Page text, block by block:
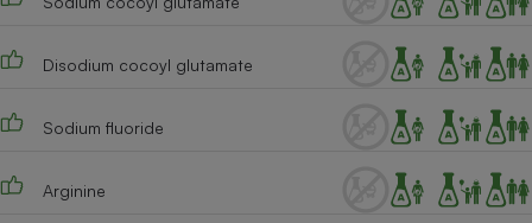
Disodium cocoyl glutamate
Sodium fluoride
Arginine